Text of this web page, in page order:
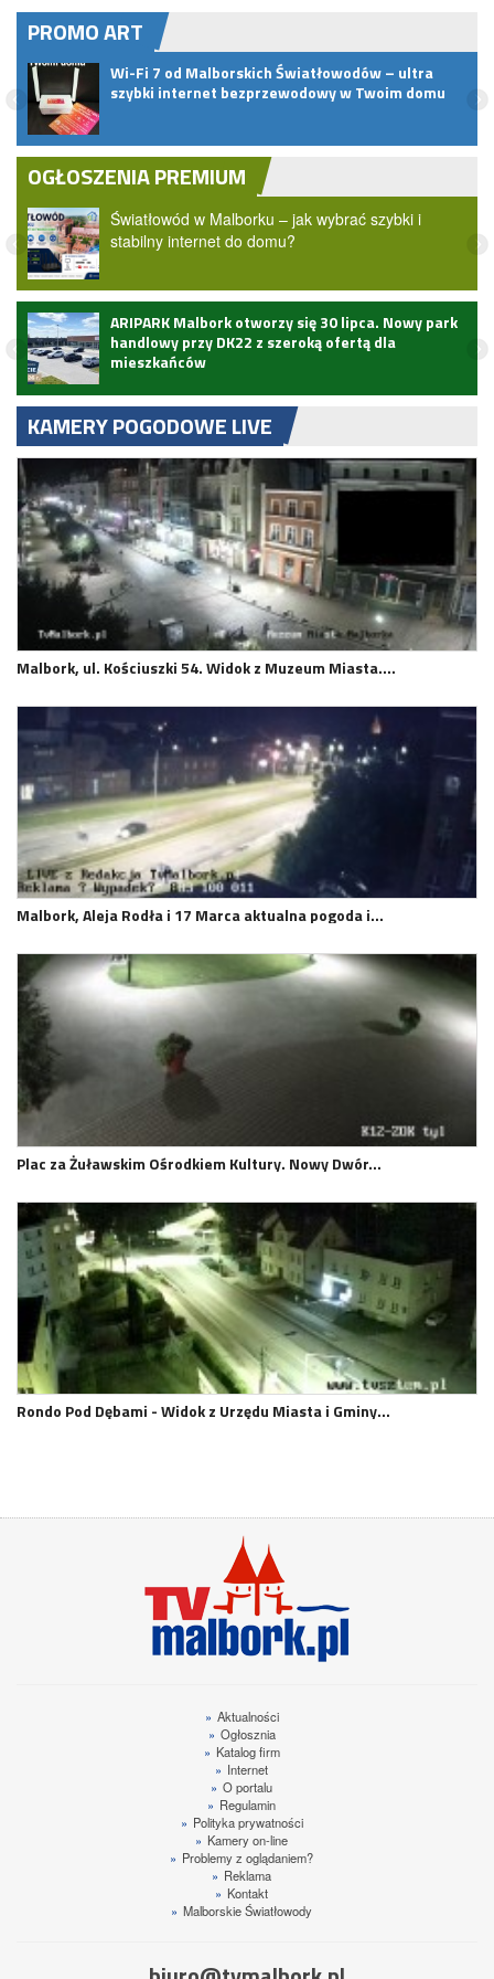
PROMO ART
Wi-Fi 7 od Malborskich Światłowodów – ultra
szybki internet bezprzewodowy w Twoim domu
OGŁOSZENIA PREMIUM
Światłowód w Malborku – jak wybrać szybki i
stabilny internet do domu?
ARIPARK Malbork otworzy się 30 lipca. Nowy park
handlowy przy DK22 z szeroką ofertą dla
mieszkańców
KAMERY POGODOWE LIVE
Malbork, ul. Kościuszki 54. Widok z Muzeum Miasta.…
Malbork, Aleja Rodła i 17 Marca aktualna pogoda i…
Plac za Żuławskim Ośrodkiem Kultury. Nowy Dwór…
Rondo Pod Dębami - Widok z Urzędu Miasta i Gminy…
» Aktualności
» Ogłosznia
» Katalog firm
» Internet
» O portalu
» Regulamin
» Polityka prywatności
» Kamery on-line
» Problemy z oglądaniem?
» Reklama
» Kontakt
» Malborskie Światłowody